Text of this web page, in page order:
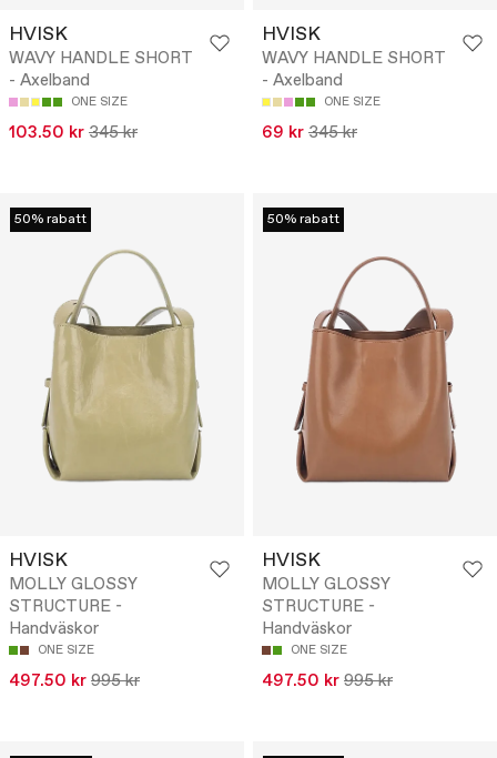
HVISK
WAVY HANDLE SHORT
- Axelband
ONE SIZE
103.50 kr 345 kr
HVISK
WAVY HANDLE SHORT
- Axelband
ONE SIZE
69 kr 345 kr
50% rabatt
HVISK
MOLLY GLOSSY
STRUCTURE -
Handväskor
ONE SIZE
497.50 kr 995 kr
50% rabatt
HVISK
MOLLY GLOSSY
STRUCTURE -
Handväskor
ONE SIZE
497.50 kr 995 kr